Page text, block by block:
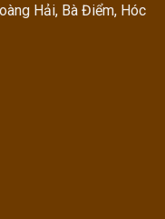
Hải, Bà Điểm, Hóc